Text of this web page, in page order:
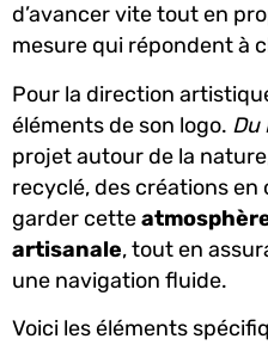
d’avancer vite tout en
mesure qui répondent à
Pour la direction
éléments de son logo. Du
projet autour de la
recyclé, des créations en
garder cette
artisanale, tout en
une navigation fluide.
Voici les éléments